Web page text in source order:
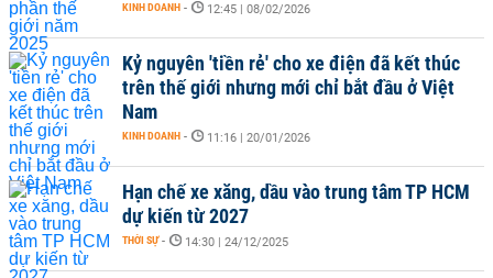
KINH DOANH - 12:45 | 08/02/2026
Kỷ nguyên 'tiền rẻ' cho xe điện đã kết thúc
trên thế giới nhưng mới chỉ bắt đầu ở Việt
Nam
KINH DOANH - 11:16 | 20/01/2026
Hạn chế xe xăng, dầu vào trung tâm TP HCM
dự kiến từ 2027
THỜI SỰ - 14:30 | 24/12/2025